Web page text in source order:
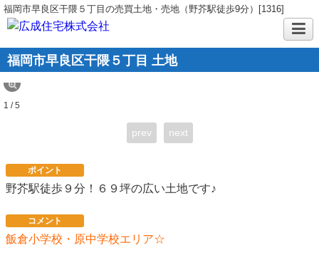
福岡市早良区干隈５丁目の売買土地・売地（野芥駅徒歩9分）[1316]
福岡市早良区干隈５丁目 土地
1 / 5
prev next
ポイント
野芥駅徒歩９分！６９坪の広い土地です♪
コメント
飯倉小学校・原中学校エリア☆